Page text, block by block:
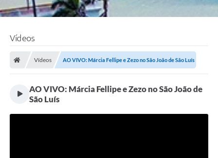
Vídeos
Vídeos AO VIVO: Márcia Fellipe e Zezo no São João de São Luís
AO VIVO: Márcia Fellipe e Zezo no São João de
São Luís